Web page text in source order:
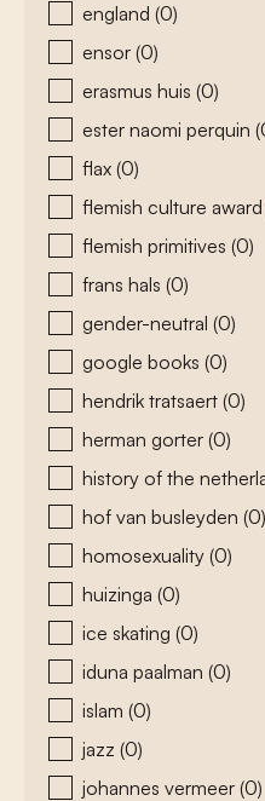
england (0)
ensor (0)
erasmus huis (0)
ester naomi perquin
flax (0)
flemish culture award
flemish primitives (0)
frans hals (0)
gender-neutral (0)
google books (0)
hendrik tratsaert (0)
herman gorter (0)
history of the
hof van busleyden (0)
homosexuality (0)
huizinga (0)
ice skating (0)
iduna paalman (0)
islam (0)
jazz (0)
johannes vermeer (0)